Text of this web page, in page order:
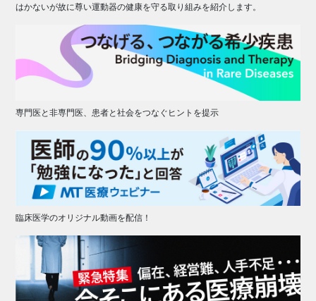
はかないが故に尊い運動器の健康を守る取り組みを紹介します。
専門医と非専門医、患者と社会をつなぐヒントを提示
臨床医学のオリジナル動画を配信！